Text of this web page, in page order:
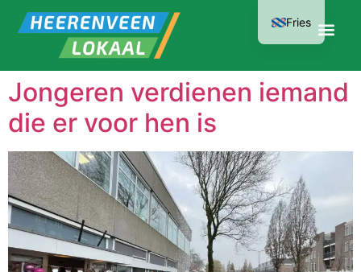
Jongeren verdienen iemand
die er voor hen is
Fries